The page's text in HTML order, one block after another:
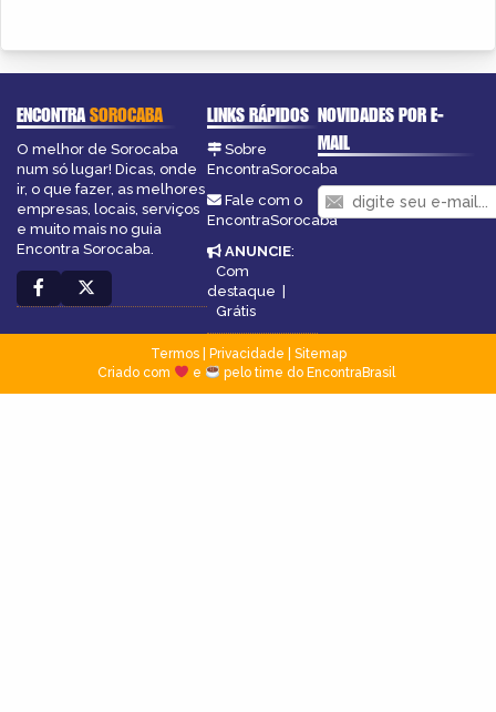
ENCONTRASOROCABA
O melhor de Sorocaba
num só lugar! Dicas, onde
ir, o que fazer, as melhores
empresas, locais, serviços
e muito mais no guia
Encontra Sorocaba.
LINKS RÁPIDOS
Sobre
EncontraSorocaba
Fale com o
EncontraSorocaba
ANUNCIE:
Com
destaque |
Grátis
NOVIDADES POR E-
MAIL
Termos| Privacidade
Sitemap
Criado com
e pelo time do EncontraBrasil